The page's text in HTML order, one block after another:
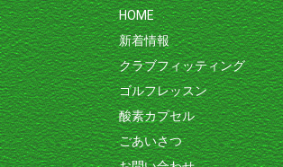
HOME
新着情報
クラブフィッティング
ゴルフレッスン
酸素カプセル
ごあいさつ